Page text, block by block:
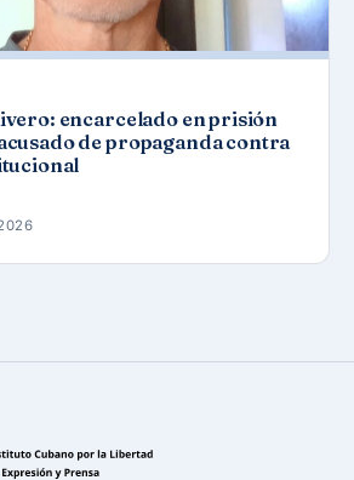
encarcelado en prisión
de propaganda contra